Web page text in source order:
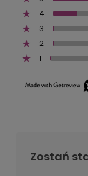
4
3
2
1
Zostań